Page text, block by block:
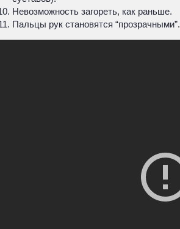
Невозможность загореть, как раньше.
Пальцы рук становятся “прозрачными”.